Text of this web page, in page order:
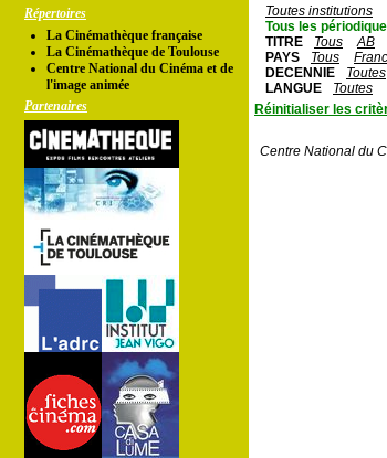
Répertoires
La Cinémathèque française
La Cinémathèque de Toulouse
Centre National du Cinéma et de
l'image animée
Partenaires
Toutes institutions
Tous les
TITRE
Tous AB
PAYS
Tous
DECENNIE
Toutes
LANGUE
Toutes
Réinitialiser les
Centre National du